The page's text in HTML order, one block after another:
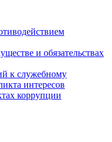
и обязательствах
к служебному
интересов
коррупции